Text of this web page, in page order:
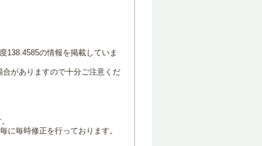
138.4585の情報を掲載していま
がありますので十分ご注意くだ
に毎時修正を行っております。